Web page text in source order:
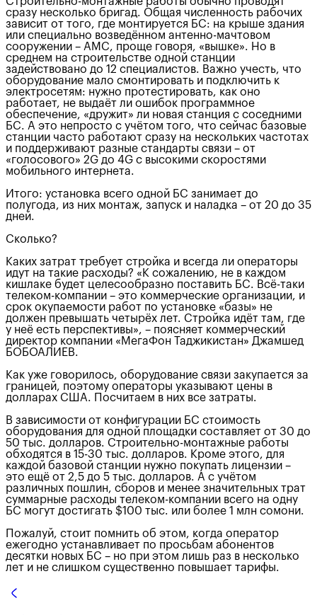
сразу несколько бригад. Общая численность рабочих
зависит от того, где монтируется БС: на крыше здания
или специально возведённом антенно-мачтовом
сооружении – АМС, проще говоря, «вышке». Но в
среднем на строительстве одной станции
задействовано до 12 специалистов. Важно учесть, что
оборудование мало смонтировать и подключить к
электросетям: нужно протестировать, как оно
работает, не выдаёт ли ошибок программное
обеспечение, «дружит» ли новая станция с соседними
БС. А это непросто с учётом того, что сейчас базовые
станции часто работают сразу на нескольких частотах
и поддерживают разные стандарты связи – от
«голосового» 2G до 4G с высокими скоростями
мобильного интернета.
Итого: установка всего одной БС занимает до
полугода, из них монтаж, запуск и наладка – от 20 до 35
дней.
Сколько?
Каких затрат требует стройка и всегда ли операторы
идут на такие расходы? «К сожалению, не в каждом
кишлаке будет целесообразно поставить БС. Всё-таки
телеком-компании – это коммерческие организации, и
срок окупаемости работ по установке «базы» не
должен превышать четырёх лет. Стройка идёт там, где
у неё есть перспективы», – поясняет коммерческий
директор компании «МегаФон Таджикистан» Джамшед
БОБОАЛИЕВ.
Как уже говорилось, оборудование связи закупается за
границей, поэтому операторы указывают цены в
долларах США. Посчитаем в них все затраты.
В зависимости от конфигурации БС стоимость
оборудования для одной площадки составляет от 30 до
50 тыс. долларов. Строительно-монтажные работы
обходятся в 15-30 тыс. долларов. Кроме этого, для
каждой базовой станции нужно покупать лицензии –
это ещё от 2,5 до 5 тыс. долларов. А с учётом
различных пошлин, сборов и менее значительных трат
суммарные расходы телеком-компании всего на одну
БС могут достигать $100 тыс. или более 1 млн сомони.
Пожалуй, стоит помнить об этом, когда оператор
ежегодно устанавливает по просьбам абонентов
десятки новых БС – но при этом лишь раз в несколько
лет и не слишком существенно повышает тарифы.